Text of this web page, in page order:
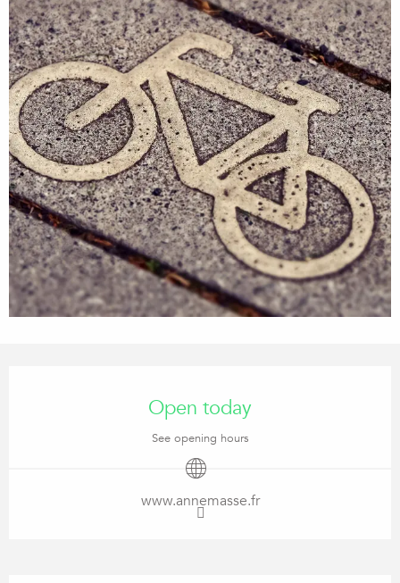
Open today
See opening hours
www.annemasse.fr